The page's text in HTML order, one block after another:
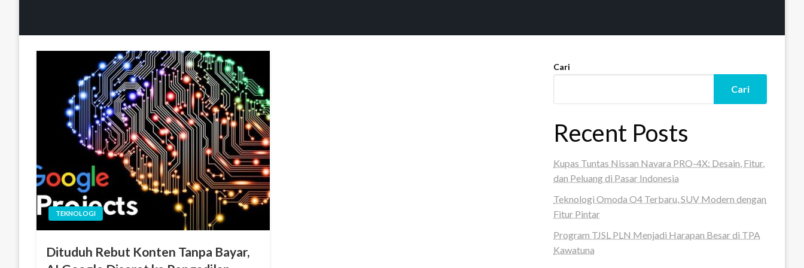
TEKNOLOGI
Dituduh Rebut Konten Tanpa Bayar,
Cari
Cari
Recent Posts
Kupas Tuntas Nissan Navara PRO-4X: Desain, Fitur,
dan Peluang di Pasar Indonesia
Teknologi Omoda O4 Terbaru, SUV Modern dengan
Fitur Pintar
Program TJSL PLN Menjadi Harapan Besar di TPA
Kawatuna